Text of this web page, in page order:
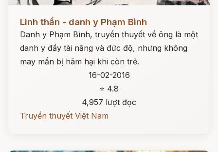
Linh thần - danh y Phạm Bình
Danh y Phạm Bình, truyền thuyết về ông là một
danh y đầy tài năng và đức độ, nhưng không
may mắn bị hãm hại khi còn trẻ.
16-02-2016
⭐ 4.8
4,957 lượt đọc
Truyền thuyết Việt Nam